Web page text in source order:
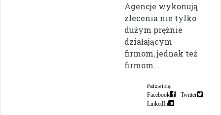
Agencje wykonują
zlecenia nie tylko
dużym prężnie
działającym
firmom, jednak też
firmom...
Podziel się:
Facebook
Twitter
LinkedIn